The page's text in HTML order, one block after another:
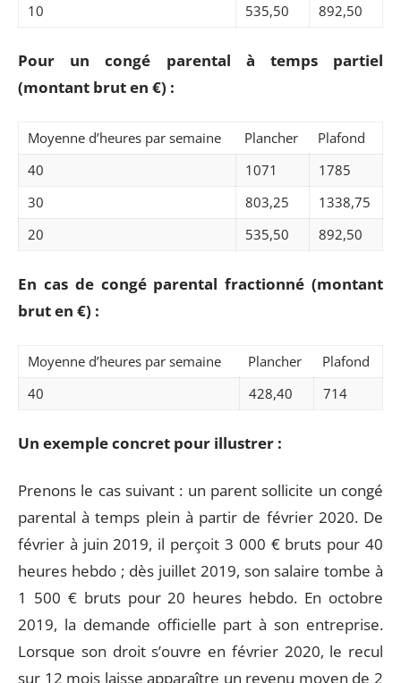
10
535,50 892,50
Pour un congé parental à temps partiel
(montant brut en €) :
Moyenne d’heures par semaine Plancher
Plafond
40
1071
1785
30
803,25
1338,75
20
535,50 892,50
En cas de congé parental fractionné (montant
brut en €) :
Moyenne d’heures par semaine Plancher
Plafond
40
428,40 714
Un exemple concret pour illustrer :
Prenons le cas suivant : un parent sollicite un congé
parental à temps plein à partir de février 2020. De
février à juin 2019, il perçoit 3 000 € bruts pour 40
heures hebdo ; dès juillet 2019, son salaire tombe à
1 500 € bruts pour 20 heures hebdo. En octobre
2019, la demande officielle part à son entreprise.
Lorsque son droit s’ouvre en février 2020, le recul
sur 12 mois laisse apparaître un revenu moyen de 2